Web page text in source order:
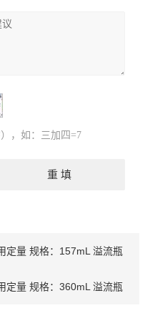
，如：三加四=7
定量 规格：157mL 溢流瓶
定量 规格：360mL 溢流瓶